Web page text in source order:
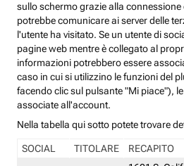
sullo schermo grazie alla
potrebbe comunicare ai server delle
l'utente ha visitato. Se un utente di
pagine web mentre è collegato al
informazioni potrebbero essere
caso in cui si utilizzino le funzioni del
facendo clic sul pulsante "Mi piace"),
associate all'account.
Nella tabella qui sotto potete trovare
SOCIAL TITOLARE RECAPITO